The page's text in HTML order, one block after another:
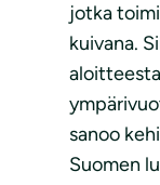
jotka
kuivana.
sanoo
Suomen